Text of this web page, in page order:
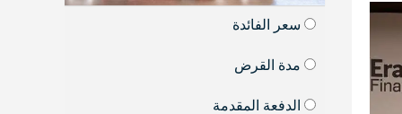
سعر الفائدة
مدة القرض
الدفعة المقدمة